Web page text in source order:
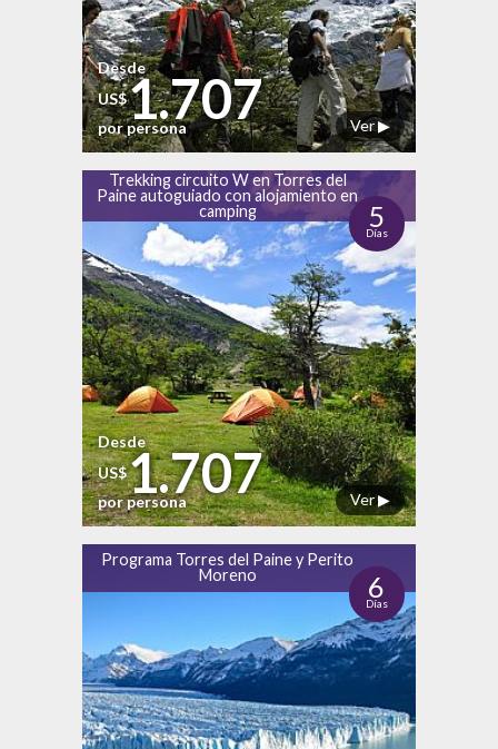
Ver ▶
Desde
US$1.707
por persona
Trekking circuito W en Torres del
Paine autoguiado con alojamiento en
camping
5
Días
Ver ▶
Desde
US$1.707
por persona
Programa Torres del Paine y Perito
Moreno
6
Días